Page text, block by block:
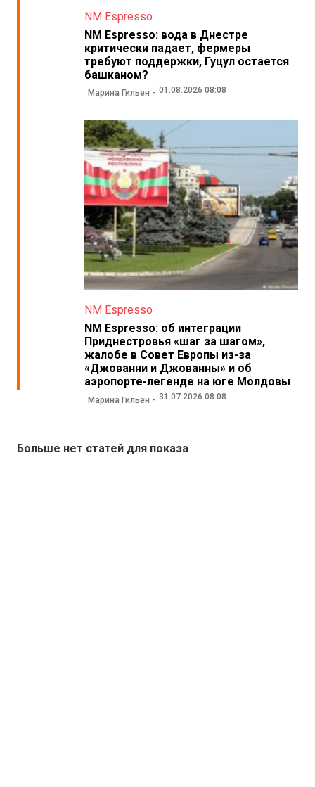
NM Espresso
NM Espresso: вода в Днестре
критически падает, фермеры
требуют поддержки, Гуцул остается
башканом?
Марина Гильен 01.08.2026 08:08
NM Espresso
NM Espresso: об интеграции
Приднестровья «шаг за шагом»,
жалобе в Совет Европы из-за
«Джованни и Джованны» и об
аэропорте-легенде на юге Молдовы
Марина Гильен 31.07.2026 08:08
Больше нет статей для показа